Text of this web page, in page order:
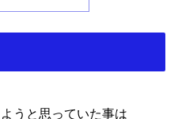
うと思っていた事は